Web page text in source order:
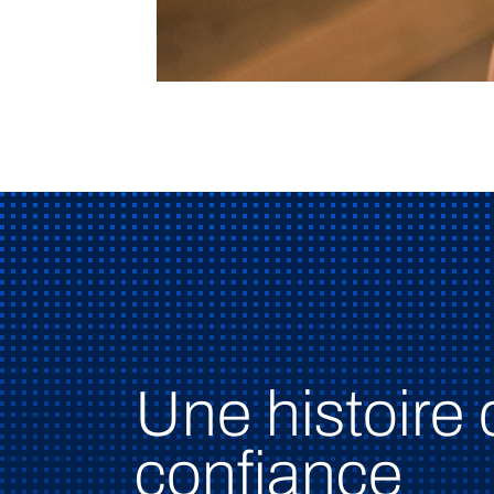
Une histoire
confiance